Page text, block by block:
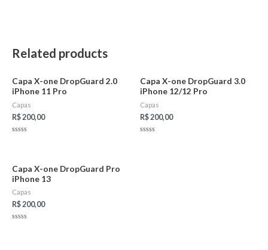
Related products
Capa X-one DropGuard 2.0
iPhone 11 Pro
Capas
R$ 200,00
5
Capa X-one DropGuard 3.0
iPhone 12/12 Pro
Capas
R$ 200,00
Capa X-one DropGuard Pro
iPhone 13
Capas
R$200,00